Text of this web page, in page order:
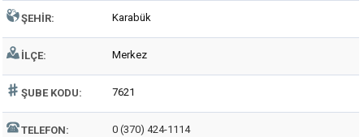
ŞEHIR: Karabük
İLÇE: Merkez
ŞUBE KODU: 7621
TELEFON: 0 (370) 424-1114